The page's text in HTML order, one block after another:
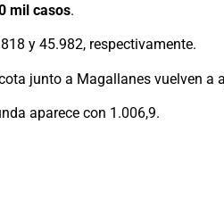
mil casos.
y 45.982, respectivamente.
junto a Magallanes vuelven a
aparece con 1.006,9.